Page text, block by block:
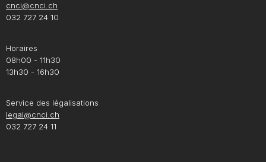
cnci@cnci.ch
032 727 24 10
Horaires
08h00 - 11h30
13h30 - 16h30
Service des légalisations
legal@cnci.ch
032 727 24 11